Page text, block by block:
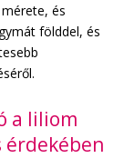
és
földdel, és
a liliom
érdekében